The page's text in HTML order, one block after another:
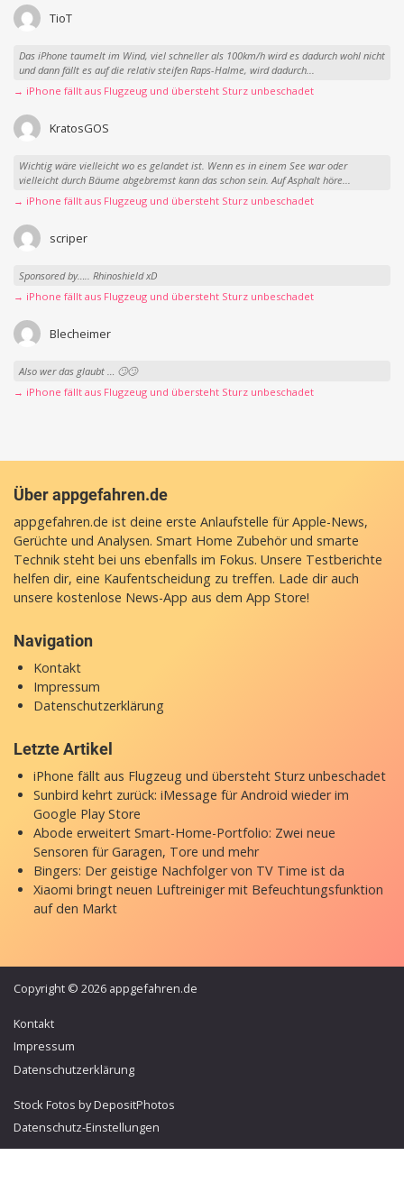
TioT
Das iPhone taumelt im Wind, viel schneller als 100km/h wird es dadurch wohl nicht
und dann fällt es auf die relativ steifen Raps-Halme, wird dadurch...
→ iPhone fällt aus Flugzeug und übersteht Sturz unbeschadet
KratosGOS
Wichtig wäre vielleicht wo es gelandet ist. Wenn es in einem See war oder
vielleicht durch Bäume abgebremst kann das schon sein. Auf Asphalt höre...
→ iPhone fällt aus Flugzeug und übersteht Sturz unbeschadet
scriper
Sponsored by….. Rhinoshield xD
→ iPhone fällt aus Flugzeug und übersteht Sturz unbeschadet
Blecheimer
Also wer das glaubt … 🙄🙄
→ iPhone fällt aus Flugzeug und übersteht Sturz unbeschadet
Über appgefahren.de
appgefahren.de ist deine erste Anlaufstelle für Apple-News,
Gerüchte und Analysen. Smart Home Zubehör und smarte
Technik steht bei uns ebenfalls im Fokus. Unsere Testberichte
helfen dir, eine Kaufentscheidung zu treffen. Lade dir auch
unsere kostenlose News-App aus dem App Store!
Navigation
Kontakt
Impressum
Datenschutzerklärung
Letzte Artikel
iPhone fällt aus Flugzeug und übersteht Sturz unbeschadet
Sunbird kehrt zurück: iMessage für Android wieder im
Google Play Store
Abode erweitert Smart-Home-Portfolio: Zwei neue
Sensoren für Garagen, Tore und mehr
Bingers: Der geistige Nachfolger von TV Time ist da
Xiaomi bringt neuen Luftreiniger mit Befeuchtungsfunktion
auf den Markt
Copyright © 2026 appgefahren.de
Kontakt
Impressum
Datenschutzerklärung
Stock Fotos by DepositPhotos
Datenschutz-Einstellungen